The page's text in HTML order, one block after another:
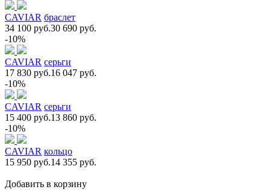
CAVIAR браслет
34 100 руб.30 690 руб.
-10%
CAVIAR серьги
17 830 руб.16 047 руб.
-10%
CAVIAR серьги
15 400 руб.13 860 руб.
-10%
CAVIAR кольцо
15 950 руб.14 355 руб.
Добавить в корзину